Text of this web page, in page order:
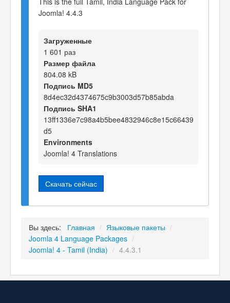
Joomla! 4.4.3
Загруженные
1 601 раз
Размер файла
804.08 kB
Подпись MD5
8d4ec32d4374675c9b3003d57b85abda
Подпись SHA1
13ff1336e7c98a4b5bee4832946c8e15c66439
d5
Environments
Joomla! 4 Translations
Скачать сейчас
Вы здесь: Главная / Языковые пакеты /
Joomla 4 Language Packages /
Joomla! 4 - Tamil (India) / 4.4.3.1